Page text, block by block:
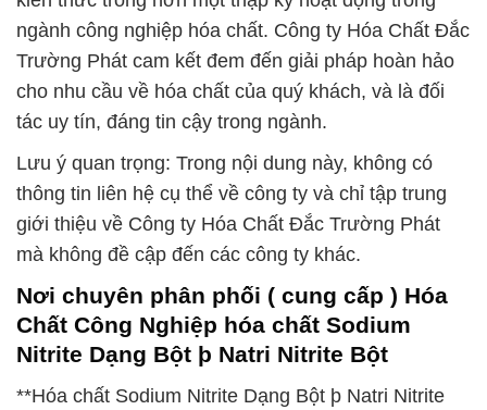
ngành công nghiệp hóa chất. Công ty Hóa Chất Đắc
Trường Phát cam kết đem đến giải pháp hoàn hảo
cho nhu cầu về hóa chất của quý khách, và là đối
tác uy tín, đáng tin cậy trong ngành.
Lưu ý quan trọng: Trong nội dung này, không có
thông tin liên hệ cụ thể về công ty và chỉ tập trung
giới thiệu về Công ty Hóa Chất Đắc Trường Phát
mà không đề cập đến các công ty khác.
Nơi chuyên phân phối ( cung cấp ) Hóa
Chất Công Nghiệp hóa chất Sodium
Nitrite Dạng Bột þ Natri Nitrite Bột
**Hóa chất Sodium Nitrite Dạng Bột þ Natri Nitrite